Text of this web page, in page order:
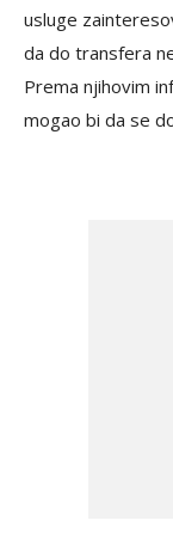
usluge
da do transfera
Prema njihovim
mogao bi da se